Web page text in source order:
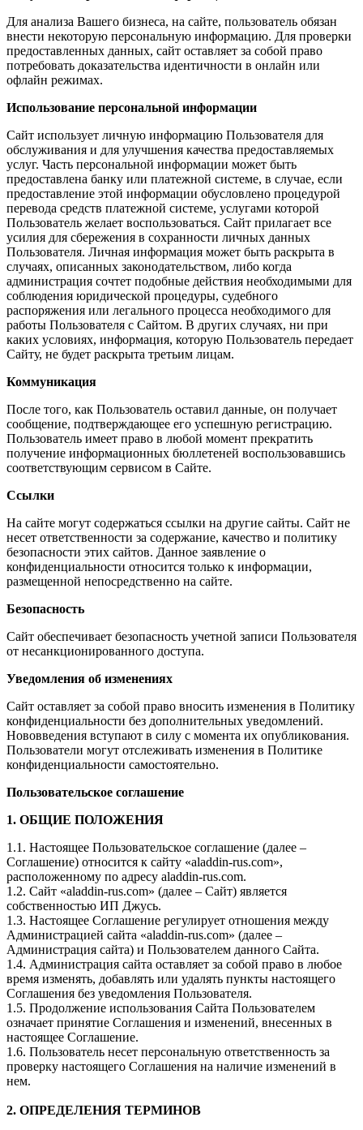
Для анализа Вашего бизнеса, на сайте, пользователь обязан
внести некоторую персональную информацию. Для проверки
предоставленных данных, сайт оставляет за собой право
потребовать доказательства идентичности в онлайн или
офлайн режимах.
Использование персональной информации
Сайт использует личную информацию Пользователя для
обслуживания и для улучшения качества предоставляемых
услуг. Часть персональной информации может быть
предоставлена банку или платежной системе, в случае, если
предоставление этой информации обусловлено процедурой
перевода средств платежной системе, услугами которой
Пользователь желает воспользоваться. Сайт прилагает все
усилия для сбережения в сохранности личных данных
Пользователя. Личная информация может быть раскрыта в
случаях, описанных законодательством, либо когда
администрация сочтет подобные действия необходимыми для
соблюдения юридической процедуры, судебного
распоряжения или легального процесса необходимого для
работы Пользователя с Сайтом. В других случаях, ни при
каких условиях, информация, которую Пользователь передает
Сайту, не будет раскрыта третьим лицам.
Коммуникация
После того, как Пользователь оставил данные, он получает
сообщение, подтверждающее его успешную регистрацию.
Пользователь имеет право в любой момент прекратить
получение информационных бюллетеней воспользовавшись
соответствующим сервисом в Сайте.
Ссылки
На сайте могут содержаться ссылки на другие сайты. Сайт не
несет ответственности за содержание, качество и политику
безопасности этих сайтов. Данное заявление о
конфиденциальности относится только к информации,
размещенной непосредственно на сайте.
Безопасность
Сайт обеспечивает безопасность учетной записи Пользователя
от несанкционированного доступа.
Уведомления об изменениях
Сайт оставляет за собой право вносить изменения в Политику
конфиденциальности без дополнительных уведомлений.
Нововведения вступают в силу с момента их опубликования.
Пользователи могут отслеживать изменения в Политике
конфиденциальности самостоятельно.
Пользовательское соглашение
1. ОБЩИЕ ПОЛОЖЕНИЯ
1.1. Настоящее Пользовательское соглашение (далее –
Соглашение) относится к сайту «aladdin-rus.com»,
расположенному по адресу aladdin-rus.com.
1.2. Сайт «aladdin-rus.com» (далее – Сайт) является
собственностью ИП Джусь.
1.3. Настоящее Соглашение регулирует отношения между
Администрацией сайта «aladdin-rus.com» (далее –
Администрация сайта) и Пользователем данного Сайта.
1.4. Администрация сайта оставляет за собой право в любое
время изменять, добавлять или удалять пункты настоящего
Соглашения без уведомления Пользователя.
1.5. Продолжение использования Сайта Пользователем
означает принятие Соглашения и изменений, внесенных в
настоящее Соглашение.
1.6. Пользователь несет персональную ответственность за
проверку настоящего Соглашения на наличие изменений в
нем.
2. ОПРЕДЕЛЕНИЯ ТЕРМИНОВ